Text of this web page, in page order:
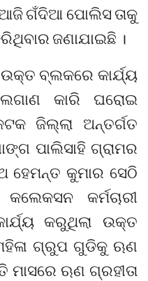
ଆଜି ଗଁଦିଆ ପୋଲିସ ତାକୁ
ଜଣାଯାଇଛି ।
ବ୍ଲକରେ କାର୍ଯ୍ୟ
କାରି ଘରୋଇ
ଜିଲ୍ଲା ଅନ୍ତର୍ଗତ
ପାଲିସାହି ଗ୍ରାମର
ହେମନ୍ତ କୁମାର ସେଠି
କର୍ମଚାରୀ
କରୁଥିଲା ଉକ୍ତ
ଗ୍ରୁପ ଗୁଡିକୁ ଋଣ
ଋଣ ଗ୍ରହୀତା